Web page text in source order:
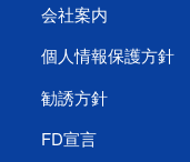
会社案内
個人情報保護方針
勧誘方針
FD宣言